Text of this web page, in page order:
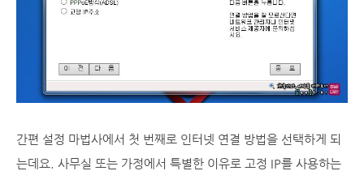
간편 설정 마법사에서 첫 번째로 인터넷 연결 방법을 선택하게 되
는데요. 사무실 또는 가정에서 특별한 이유로 고정 IP를 사용하는